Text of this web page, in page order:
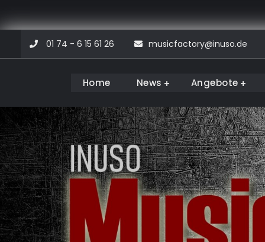
content
01 74 - 6 15 61 26 musicfactory@inuso.de
Musicfactory
Home News Angebote